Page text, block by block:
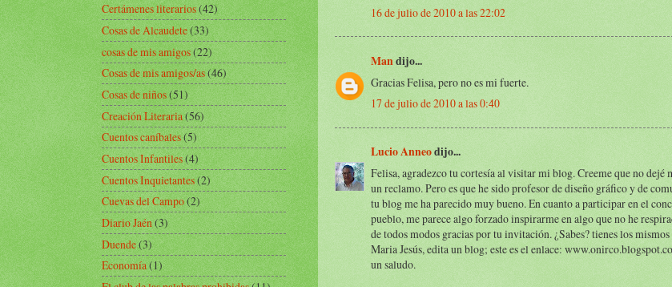
16 de julio de 2010 a las 22:02
Mandijo...
Gracias Felisa, pero no es mi fuerte.
17 de julio de 2010 a las 0:40
Lucio Anneodijo...
Felisa, agradezco tu cortesía al visitar mi blog. Creeme que no dejé
un reclamo. Pero es que he sido profesor de diseño gráfico y de
tu blog me ha parecido muy bueno. En cuanto a participar en el
pueblo, me parece algo forzado inspirarme en algo que no he
de todos modos gracias por tu invitación. ¿Sabes? tienes los
Maria Jesús, edita un blog; este es el enlace:
un saludo.
Certámenes literarios(42)
Cosas de Alcaudete(33)
cosas de mis amigos(22)
Cosas de mis amigos/as(46)
Cosas de niños(51)
Creación Literaria(56)
Cuentos caníbales(5)
Cuentos Infantiles(4)
Cuentos Inquietantes(2)
Cuevas del Campo(2)
Diario Jaén(3)
Duende(3)
Economía(1)